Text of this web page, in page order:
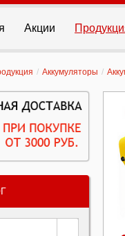
Акции
/ Аккумуляторы /